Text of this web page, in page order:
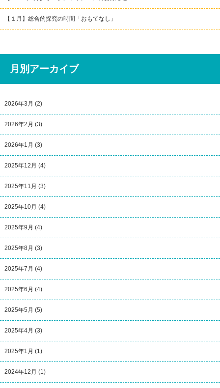
【１月】総合的探究の時間「おもてなし」
月別アーカイブ
2026年3月 (2)
2026年2月 (3)
2026年1月 (3)
2025年12月 (4)
2025年11月 (3)
2025年10月 (4)
2025年9月 (4)
2025年8月 (3)
2025年7月 (4)
2025年6月 (4)
2025年5月 (5)
2025年4月 (3)
2025年1月 (1)
2024年12月 (1)